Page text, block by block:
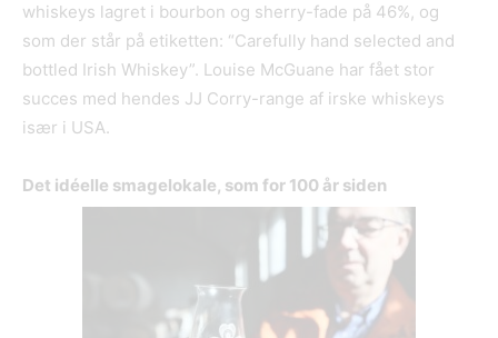
whiskeys lagret i bourbon og sherry-fade på 46%, og
som der står på etiketten: “Carefully hand selected and
bottled Irish Whiskey”. Louise McGuane har fået stor
succes med hendes JJ Corry-range af irske whiskeys
især i USA.
Det idéelle smagelokale, som for 100 år siden